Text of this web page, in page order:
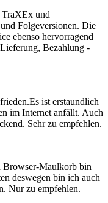
TraXEx und
Folgeversionen. Die
ebenso hervorragend
Bezahlung -
ist erstaundlich
im Internet anfällt. Auch
Sehr zu empfehlen.
Browser-Maulkorb bin
deswegen bin ich auch
Nur zu empfehlen.